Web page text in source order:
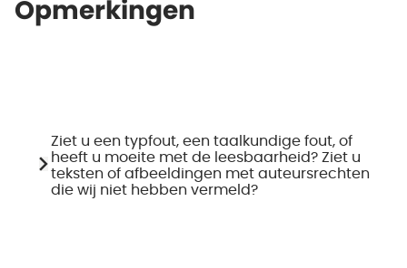
Opmerkingen
Ziet u een typfout, een taalkundige fout, of
heeft u moeite met de leesbaarheid? Ziet u
teksten of afbeeldingen met auteursrechten
die wij niet hebben vermeld?